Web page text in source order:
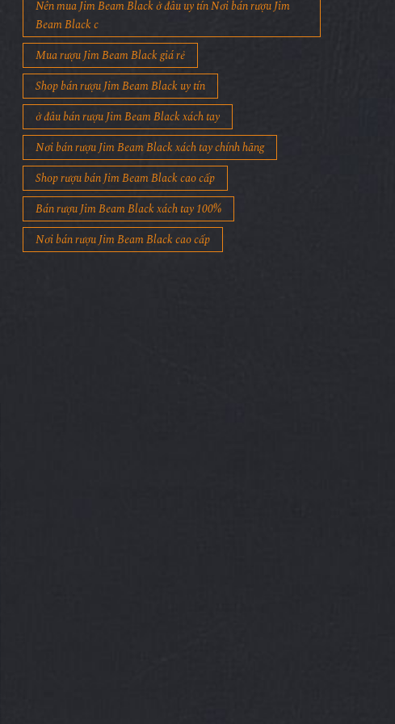
Nên mua Jim Beam Black ở đâu uy tín Nơi bán rượu Jim
Beam Black c
Mua rượu Jim Beam Black giá rẻ
Shop bán rượu Jim Beam Black uy tín
ở đâu bán rượu Jim Beam Black xách tay
Nơi bán rượu Jim Beam Black xách tay chính hãng
Shop rượu bán Jim Beam Black cao cấp
Bán rượu Jim Beam Black xách tay 100%
Nơi bán rượu Jim Beam Black cao cấp